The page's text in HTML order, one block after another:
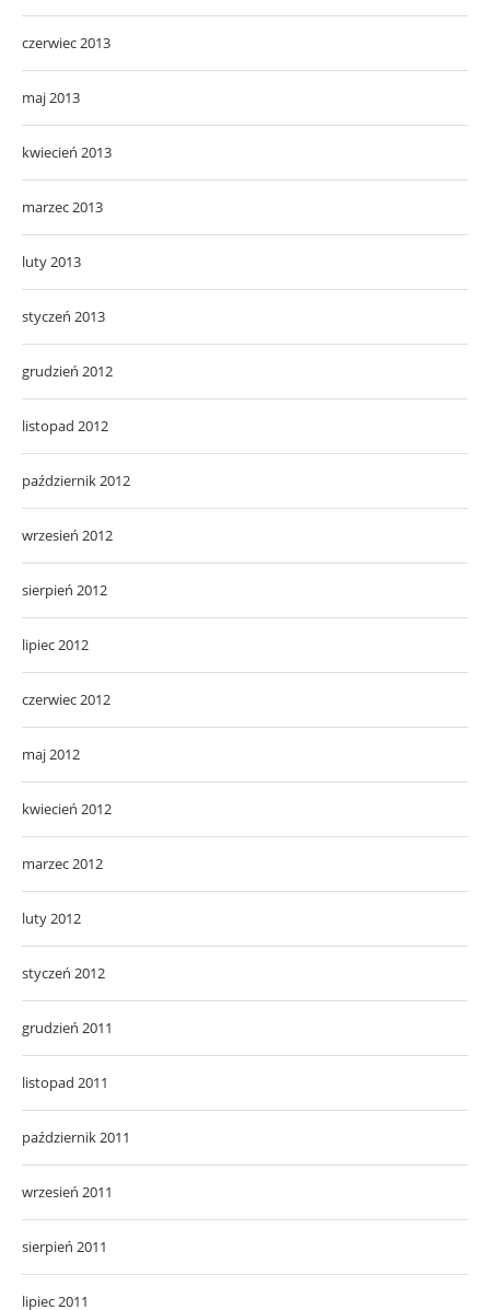
czerwiec 2013
maj 2013
kwiecień 2013
marzec 2013
luty 2013
styczeń 2013
grudzień 2012
listopad 2012
październik 2012
wrzesień 2012
sierpień 2012
lipiec 2012
czerwiec 2012
maj 2012
kwiecień 2012
marzec 2012
luty 2012
styczeń 2012
grudzień 2011
listopad 2011
październik 2011
wrzesień 2011
sierpień 2011
lipiec 2011